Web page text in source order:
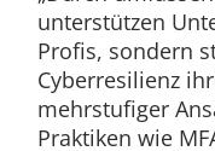
unterstützen
Profis, sondern
Cyberresilienz
mehrstufiger
Praktiken wie